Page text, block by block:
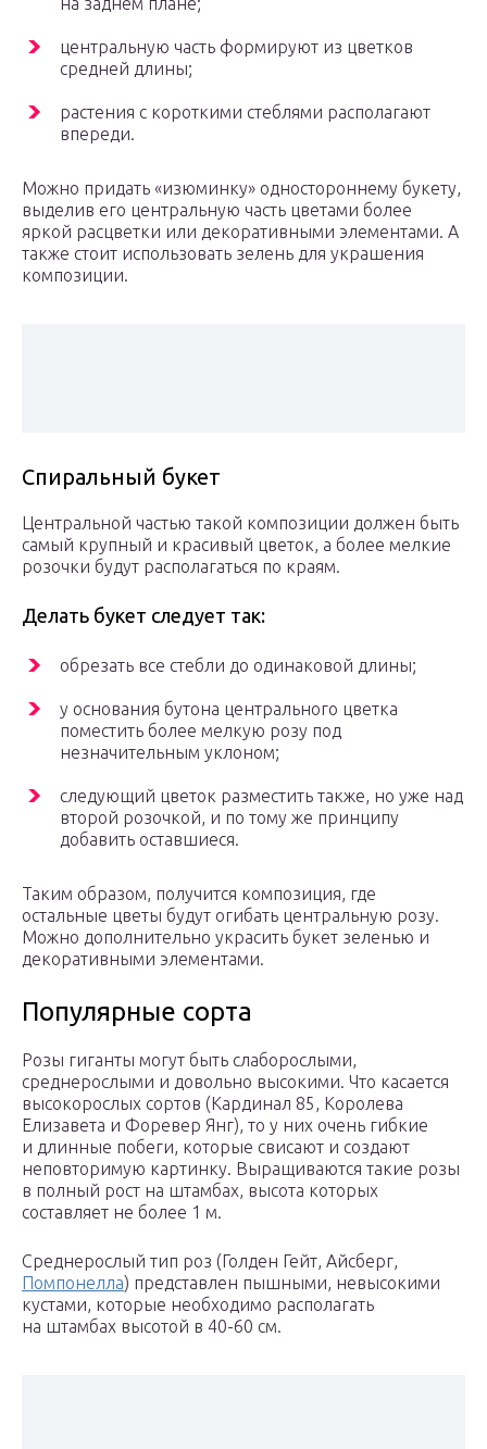
центральную часть формируют из цветков
средней длины;
растения с короткими стеблями располагают
впереди.
Можно придать «изюминку» одностороннему букету,
выделив его центральную часть цветами более
яркой расцветки или декоративными элементами. А
также стоит использовать зелень для украшения
композиции.
Спиральный букет
Центральной частью такой композиции должен быть
самый крупный и красивый цветок, а более мелкие
розочки будут располагаться по краям.
Делать букет следует так:
обрезать все стебли до одинаковой длины;
у основания бутона центрального цветка
поместить более мелкую розу под
незначительным уклоном;
следующий цветок разместить также, но уже над
второй розочкой, и по тому же принципу
добавить оставшиеся.
Таким образом, получится композиция, где
остальные цветы будут огибать центральную розу.
Можно дополнительно украсить букет зеленью и
декоративными элементами.
Популярные сорта
Розы гиганты могут быть слаборослыми,
среднерослыми и довольно высокими. Что касается
высокорослых сортов (Кардинал 85, Королева
Елизавета и Форевер Янг), то у них очень гибкие
и длинные побеги, которые свисают и создают
неповторимую картинку. Выращиваются такие розы
в полный рост на штамбах, высота которых
составляет не более 1 м.
Среднерослый тип роз (Голден Гейт, Айсберг,
Помпонелла) представлен пышными, невысокими
кустами, которые необходимо располагать
на штамбах высотой в 40-60 см.